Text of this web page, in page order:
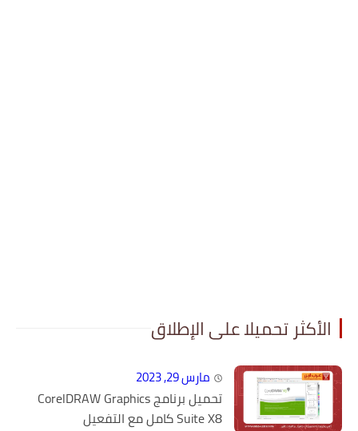
الأكثر تحميلا على الإطلاق
مارس 29, 2023
تحميل برنامج CorelDRAW Graphics
Suite X8 كامل مع التفعيل